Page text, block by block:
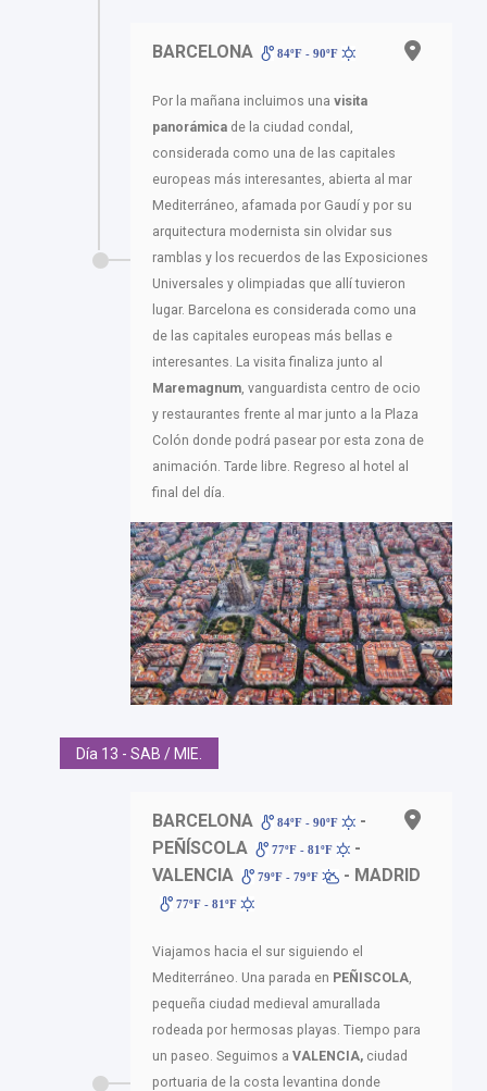
BARCELONA 84ºF - 90ºF
Por la mañana incluimos una visita
panorámica de la ciudad condal,
considerada como una de las capitales
europeas más interesantes, abierta al mar
Mediterráneo, afamada por Gaudí y por su
arquitectura modernista sin olvidar sus
ramblas y los recuerdos de las Exposiciones
Universales y olimpiadas que allí tuvieron
lugar. Barcelona es considerada como una
de las capitales europeas más bellas e
interesantes. La visita finaliza junto al
Maremagnum , vanguardista centro de ocio
y restaurantes frente al mar junto a la Plaza
Colón donde podrá pasear por esta zona de
animación. Tarde libre. Regreso al hotel al
final del día.
Día 13 - SAB / MIE.
BARCELONA 84ºF - 90ºF
-
PEÑÍSCOLA
77ºF - 81ºF
-
VALENCIA
79ºF - 79ºF - MADRID
77ºF - 81ºF
Viajamos hacia el sur siguiendo el
Mediterráneo. Una parada en PEÑISCOLA
pequeña ciudad medieval amurallada
rodeada por hermosas playas. Tiempo para
un paseo. Seguimos a VALENCIA, ciudad
portuaria de la costa levantina donde